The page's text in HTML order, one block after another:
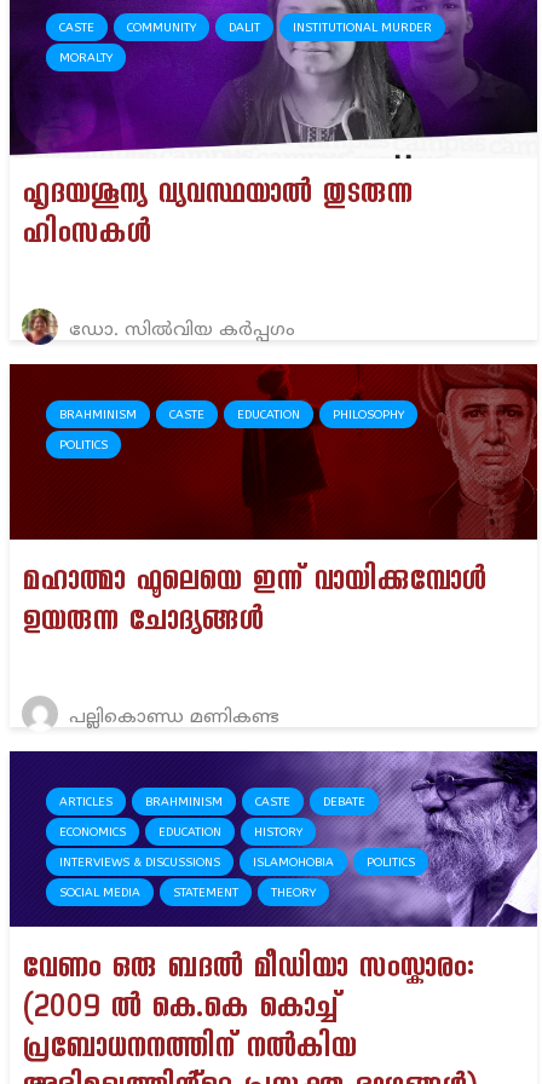
CASTE COMMUNITY DALIT INSTITUTIONAL MURDER
MORALTY
ഹൃദയശൂന്യ വ്യവസ്ഥയാൽ തുടരുന്ന
ഹിംസകൾ
ഡോ. സിൽവിയ കർപ്പഗം
BRAHMINISM CASTE EDUCATION PHILOSOPHY
POLITICS
മഹാത്മാ ഫൂലെയെ ഇന്ന് വായിക്കുമ്പോൾ
ഉയരുന്ന ചോദ്യങ്ങൾ
പല്ലികൊണ്ഡ മണികണ്ട
ARTICLES BRAHMINISM CASTE DEBATE
ECONOMICS EDUCATION HISTORY
INTERVIEWS & DISCUSSIONS ISLAMOHOBIA POLITICS
SOCIAL MEDIA STATEMENT THEORY
വേണം ഒരു ബദൽ മീഡിയാ സംസ്കാരം:
(2009 ൽ കെ.കെ കൊച്ച്
പ്രബോധനനത്തിന് നൽകിയ